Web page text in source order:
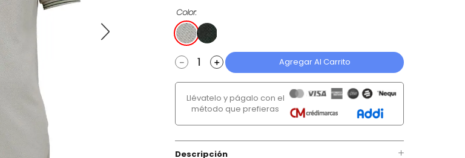
Color
＋
－ Agregar Al Carrito
Llévatelo y págalo con el
método que prefieras
Descripción